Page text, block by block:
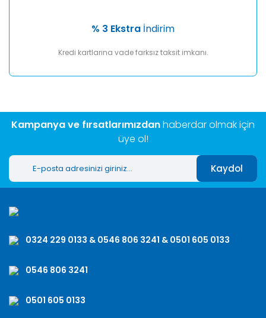
% 3 Ekstra İndirim
Kredi kartlarına vade farksız taksit imkanı.
Kampanya ve fırsatlarımızdanhaberdar olmak için
üye ol!
Kaydol
0324 229 0133 & 0546 806 3241 & 0501 605 0133
0546 806 3241
0501 605 0133